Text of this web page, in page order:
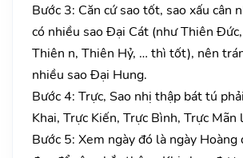
Bước 3: Căn cứ sao tốt, sao xấu cân
có nhiều sao Đại Cát (như Thiên
Thiên n, Thiên Hỷ, … thì tốt), nên
nhiều sao Đại Hung.
Bước 4: Trực, Sao nhị thập bát tú
Khai, Trực Kiến, Trực Bình, Trực Mãn
Bước 5: Xem ngày đó là ngày Hoàng